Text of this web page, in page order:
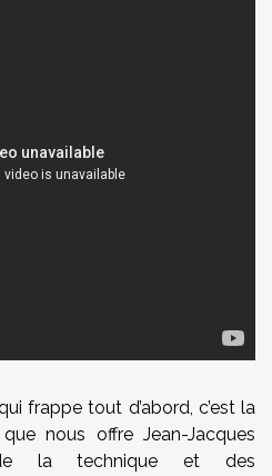
frappe tout d’abord, c’est la
nous offre Jean-Jacques
de la technique et des